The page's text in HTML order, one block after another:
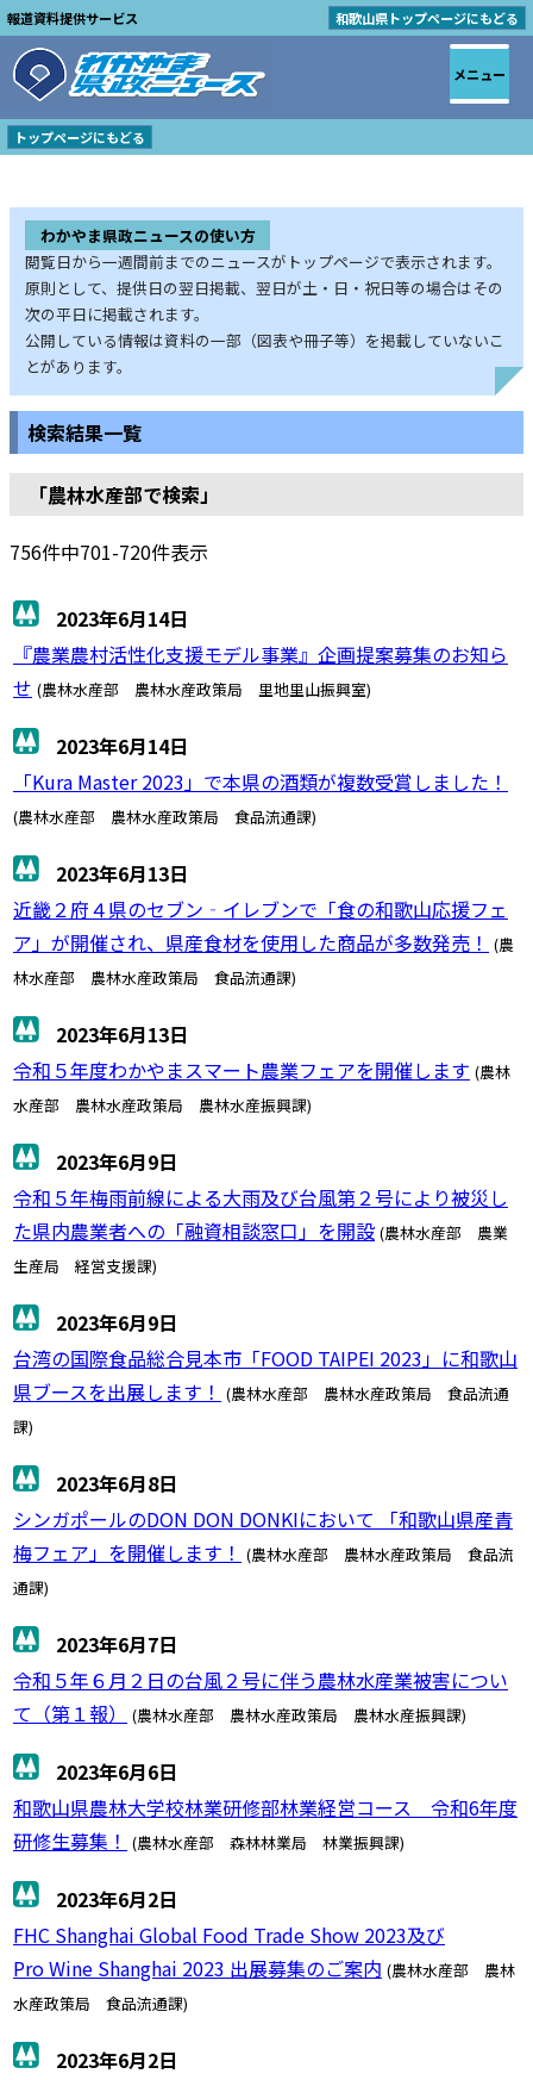
報道資料提供サービス 和歌山県トップページにもどる
トップページにもどる
わかやま県政ニュースの使い方
閲覧日から一週間前までのニュースがトップページで表示されます。
原則として、提供日の翌日掲載、翌日が土・日・祝日等の場合はその
次の平日に掲載されます。
公開している情報は資料の一部（図表や冊子等）を掲載していないこ
とがあります。
検索結果一覧
「農林水産部で検索」
756件中701-720件表示
2023年6月14日
『農業農村活性化支援モデル事業』企画提案募集のお知ら
せ (農林水産部 農林水産政策局 里地里山振興室)
2023年6月14日
「Kura Master 2023」で本県の酒類が複数受賞しました！
(農林水産部 農林水産政策局 食品流通課)
2023年6月13日
近畿２府４県のセブン‐イレブンで「食の和歌山応援フェ
ア」が開催され、県産食材を使用した商品が多数発売！ (農
林水産部 農林水産政策局 食品流通課)
2023年6月13日
令和５年度わかやまスマート農業フェアを開催します (農林
水産部 農林水産政策局 農林水産振興課)
2023年6月9日
令和５年梅雨前線による大雨及び台風第２号により被災し
た県内農業者への「融資相談窓口」を開設 (農林水産部 農業
生産局 経営支援課)
2023年6月9日
台湾の国際食品総合見本市「FOOD TAIPEI 2023」に和歌山
県ブースを出展します！ (農林水産部 農林水産政策局 食品流通
課)
2023年6月8日
シンガポールのDON DON DONKIにおいて 「和歌山県産青
梅フェア」を開催します！ (農林水産部 農林水産政策局 食品流
通課)
2023年6月7日
令和５年６月２日の台風２号に伴う農林水産業被害につい
て（第１報）
(農林水産部 農林水産政策局 農林水産振興課)
2023年6月6日
和歌山県農林大学校林業研修部林業経営コース 令和6年度
研修生募集！ (農林水産部 森林林業局 林業振興課)
2023年6月2日
FHC Shanghai Global Food Trade Show 2023及び
Pro Wine Shanghai 2023 出展募集のご案内 (農林水産部 農林
水産政策局 食品流通課)
2023年6月2日
メニュー